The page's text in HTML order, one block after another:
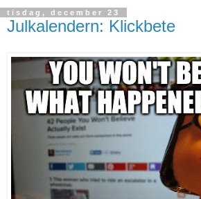
tisdag, december 23
Julkalendern: Klickbete